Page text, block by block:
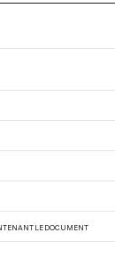
LE DOCUMENT